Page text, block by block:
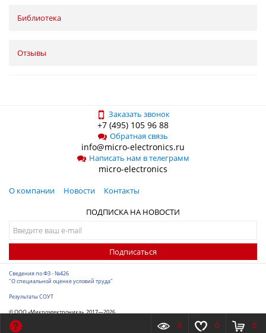
Библиотека
Отзывы
Заказать звонок
+7 (495) 105 96 88
Обратная связь
info@micro-electronics.ru
Написать нам в телеграмм
micro-electronics
О компании Новости
Контакты
ПОДПИСКА НА НОВОСТИ
Подписаться
Сведения по ФЗ - №426
"О специальной оценке условий труда"
Результаты СОУТ
© ООО «Микроэлектроника», 2017—2026
Разработка сайта
0 0 0